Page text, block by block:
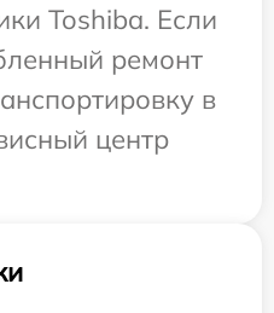
Toshiba. Если
ремонт
в
центр